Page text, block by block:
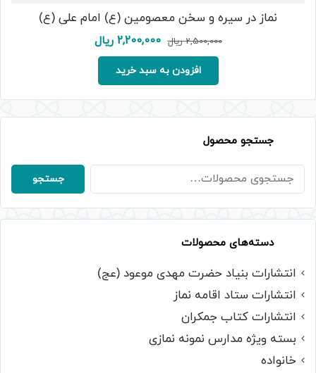
نماز در سیره و سخن معصومین (ع) امام علی (ع)
2,500,000 ریال قیمت
اصلی:
2,500,000 ریال
بود.
2,200,000 ریالقیمت
افزودن به سبد خرید
جستجو محصول
جستجو
برای:
جستجو
دسته‌های محصولات
انتشارات بنیاد حضرت مهدی موعود (عج)
انتشارات ستاد اقامه نماز
انتشارات کتاب جمکران
بسته ویژه مدارس نمونه نمازی
خانواده